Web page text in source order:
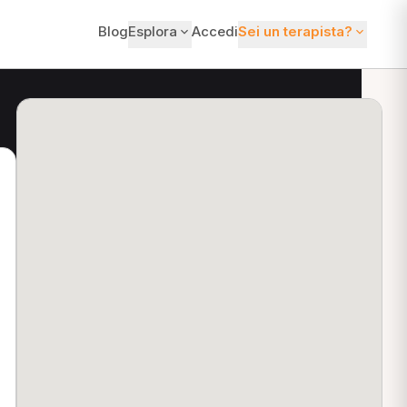
BlogEsplora AccediSei un terapista?